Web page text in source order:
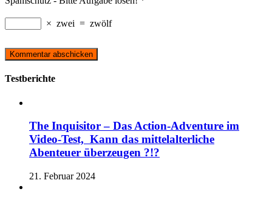
× zwei = zwölf
Testberichte
The Inquisitor – Das Action-Adventure im
Video-Test, Kann das mittelalterliche
Abenteuer überzeugen ?!?
21. Februar 2024